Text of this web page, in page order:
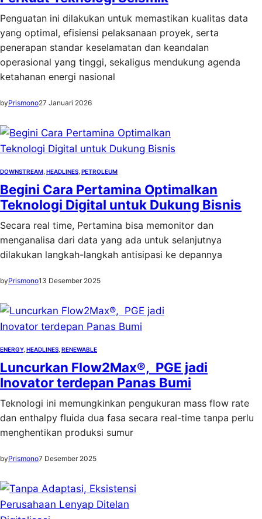
Penguatan ini dilakukan untuk memastikan kualitas data
yang optimal, efisiensi pelaksanaan proyek, serta
penerapan standar keselamatan dan keandalan
operasional yang tinggi, sekaligus mendukung agenda
ketahanan energi nasional
byPrismono27 Januari 2026
DOWNSTREAM HEADLINES PETROLEUM
Begini Cara Pertamina Optimalkan
Teknologi Digital untuk Dukung Bisnis
Secara real time, Pertamina bisa memonitor dan
menganalisa dari data yang ada untuk selanjutnya
dilakukan langkah-langkah antisipasi ke depannya
byPrismono13 Desember 2025
ENERGY, HEADLINES RENEWABLE
Luncurkan Flow2Max®, PGE jadi
Inovator terdepan Panas Bumi
Teknologi ini memungkinkan pengukuran mass flow rate
dan enthalpy fluida dua fasa secara real-time tanpa perlu
menghentikan produksi sumur
byPrismono7 Desember 2025